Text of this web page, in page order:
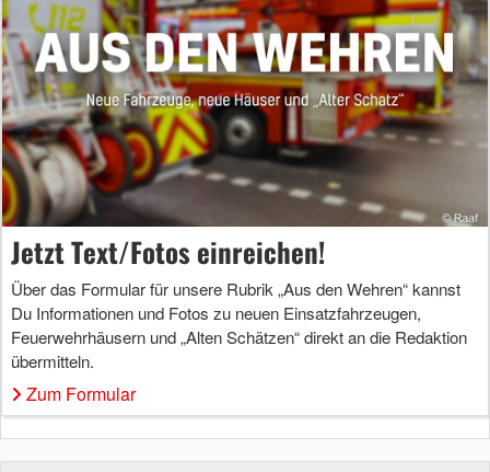
Jetzt Text/Fotos einreichen!
Über das Formular für unsere Rubrik „Aus den Wehren“ kannst
Du Informationen und Fotos zu neuen Einsatzfahrzeugen,
Feuerwehrhäusern und „Alten Schätzen“ direkt an die Redaktion
übermitteln.
Zum Formular